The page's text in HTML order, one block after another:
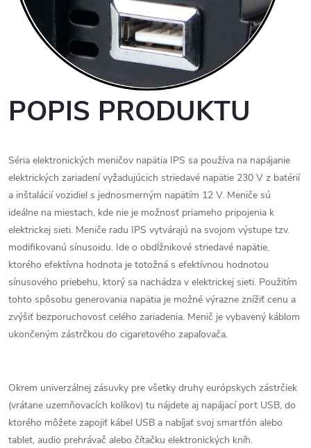
POPIS PRODUKTU
Séria elektronických meničov napätia IPS sa používa na napájanie
elektrických zariadení vyžadujúcich striedavé napätie 230 V z batérií
a inštalácií vozidiel s jednosmerným napätím 12 V. Meniče sú
ideálne na miestach, kde nie je možnosť priameho pripojenia k
elektrickej sieti. Meniče radu IPS vytvárajú na svojom výstupe tzv.
modifikovanú sínusoidu. Ide o obdĺžnikové striedavé napätie,
ktorého efektívna hodnota je totožná s efektívnou hodnotou
sínusového priebehu, ktorý sa nachádza v elektrickej sieti. Použitím
tohto spôsobu generovania napätia je možné výrazne znížiť cenu a
zvýšiť bezporuchovosť celého zariadenia. Menič je vybavený káblom
ukončeným zástrčkou do cigaretového zapaľovača.
Okrem univerzálnej zásuvky pre všetky druhy európskych zástrčiek
(vrátane uzemňovacích kolíkov) tu nájdete aj napájací port USB, do
ktorého môžete zapojiť kábel USB a nabíjať svoj smartfón alebo
tablet, audio prehrávač alebo čítačku elektronických kníh.